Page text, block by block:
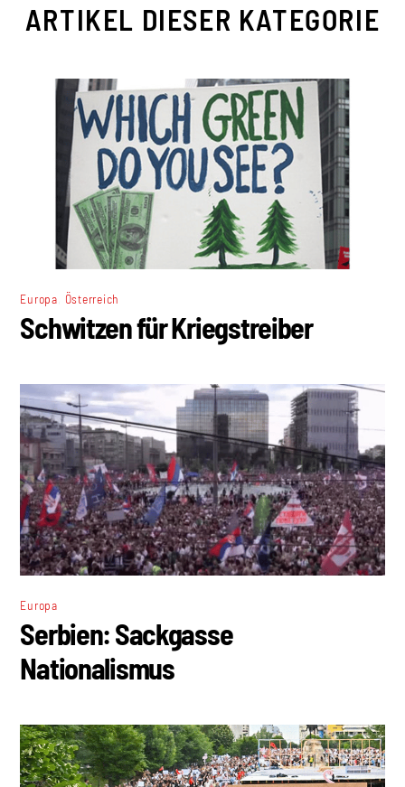
ARTIKEL DIESER KATEGORIE
Europa Österreich
Schwitzen für Kriegstreiber
Europa
Serbien: Sackgasse
Nationalismus